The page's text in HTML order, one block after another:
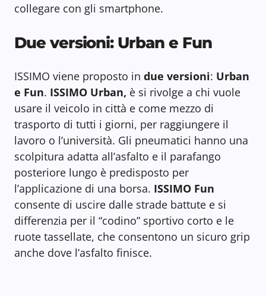
collegare con gli smartphone.
Due versioni: Urban e Fun
ISSIMO viene proposto in due versioni: Urban
e Fun. ISSIMO Urban, è si rivolge a chi vuole
usare il veicolo in città e come mezzo di
trasporto di tutti i giorni, per raggiungere il
lavoro o l’università. Gli pneumatici hanno una
scolpitura adatta all’asfalto e il parafango
posteriore lungo è predisposto per
l’applicazione di una borsa. ISSIMO Fun
consente di uscire dalle strade battute e si
differenzia per il “codino” sportivo corto e le
ruote tassellate, che consentono un sicuro grip
anche dove l’asfalto finisce.